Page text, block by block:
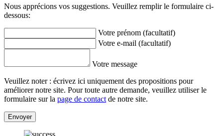
Nous apprécions vos suggestions. Veuillez remplir le formulaire ci-
dessous:
Votre prénom (facultatif)
Votre e-mail (facultatif)
Votre message
Veuillez noter : écrivez ici uniquement des propositions pour
améliorer notre site. Pour toute autre demande, veuillez utiliser le
formulaire sur la page de contact de notre site.
Envoyer